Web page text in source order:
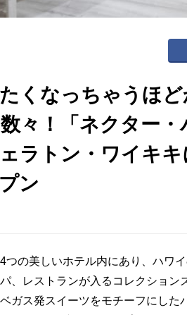
くなっちゃうほ
々！「ネクター・
ラトン・ワイキキ
ン
つの美しいホテル内にあり、ハワ
、レストランが入るコレクション
ガス発スイーツをモチーフにした